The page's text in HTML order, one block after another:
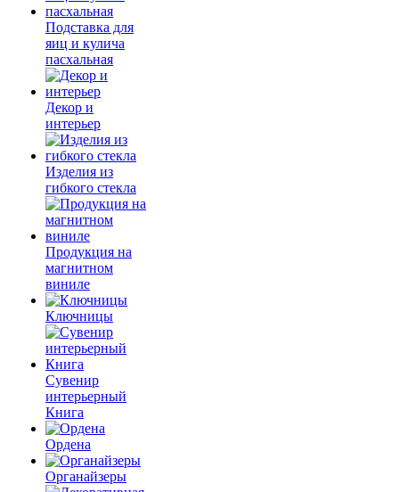
Подставка для
яиц и кулича
пасхальная
Декор и
интерьер
Изделия из
гибкого стекла
Продукция на
магнитном
виниле
Ключницы
Сувенир
интерьерный
Книга
Ордена
Органайзеры